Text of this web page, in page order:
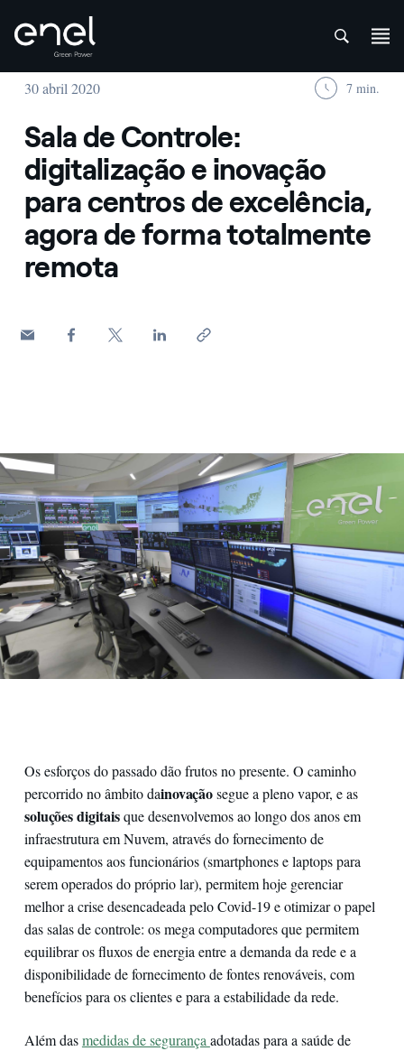
Skip to content
30 abril 2020 7 min.
Sala de Controle:
digitalização e inovação
para centros de excelência,
agora de forma totalmente
remota
Control room
Os esforços do passado dão frutos no presente. O caminho
percorrido no âmbito dainovaçãosegue a pleno vapor, e as
soluções digitaisque desenvolvemos ao longo dos anos em
infraestrutura em Nuvem, através do fornecimento de
equipamentos aos funcionários (smartphones e laptops para
serem operados do próprio lar), permitem hoje gerenciar
melhor a crise desencadeada pelo Covid-19 e otimizar o papel
das salas de controle: os mega computadores que permitem
equilibrar os fluxos de energia entre a demanda da rede e a
disponibilidade de fornecimento de fontes renováveis, com
benefícios para os clientes e para a estabilidade da rede.
Além dasmedidas de segurança adotadas para a saúde de